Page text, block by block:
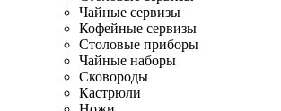
Чайные сервизы
Кофейные сервизы
Столовые приборы
Чайные наборы
Сковороды
Кастрюли